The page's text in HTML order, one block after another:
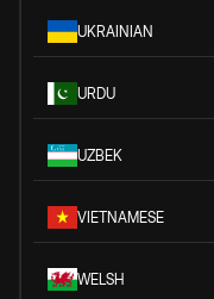
UKRAINIAN
URDU
UZBEK
VIETNAMESE
WELSH